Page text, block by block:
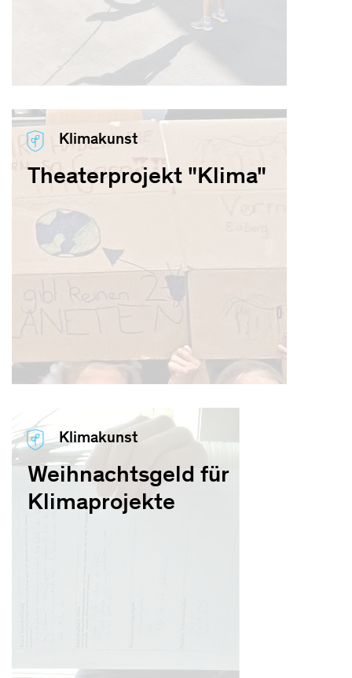
Klimakunst
Theaterprojekt "Klima"
Klimakunst
Weihnachtsgeld für
Klimaprojekte